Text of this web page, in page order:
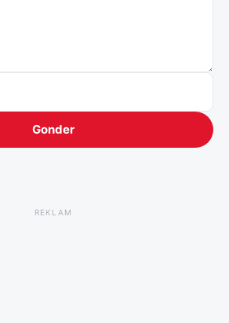
Gonder
REKLAM